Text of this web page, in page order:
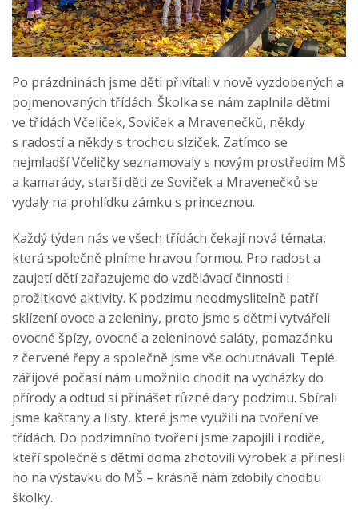
Po prázdninách jsme děti přivítali v nově vyzdobených a
pojmenovaných třídách. Školka se nám zaplnila dětmi
ve třídách Včeliček, Soviček a Mravenečků, někdy
s radostí a někdy s trochou slziček. Zatímco se
nejmladší Včeličky seznamovaly s novým prostředím MŠ
a kamarády, starší děti ze Soviček a Mravenečků se
vydaly na prohlídku zámku s princeznou.
Každý týden nás ve všech třídách čekají nová témata,
která společně plníme hravou formou. Pro radost a
zaujetí dětí zařazujeme do vzdělávací činnosti i
prožitkové aktivity. K podzimu neodmyslitelně patří
sklízení ovoce a zeleniny, proto jsme s dětmi vytvářeli
ovocné špízy, ovocné a zeleninové saláty, pomazánku
z červené řepy a společně jsme vše ochutnávali. Teplé
zářijové počasí nám umožnilo chodit na vycházky do
přírody a odtud si přinášet různé dary podzimu. Sbírali
jsme kaštany a listy, které jsme využili na tvoření ve
třídách. Do podzimního tvoření jsme zapojili i rodiče,
kteří společně s dětmi doma zhotovili výrobek a přinesli
ho na výstavku do MŠ – krásně nám zdobily chodbu
školky.